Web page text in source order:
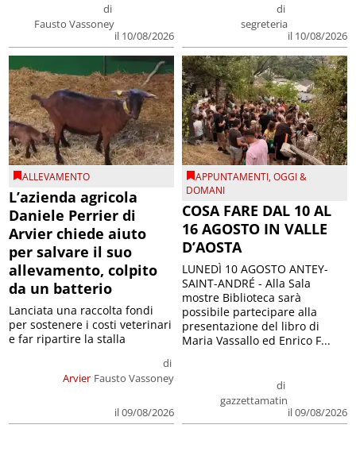
di
Fausto Vassoney
il 10/08/2026
di
segreteria
il 10/08/2026
ALLEVAMENTO
L’azienda agricola
Daniele Perrier di
Arvier chiede aiuto
per salvare il suo
allevamento, colpito
da un batterio
Arvier
di
Fausto Vassoney
il 09/08/2026
Lanciata una raccolta fondi
per sostenere i costi veterinari
e far ripartire la stalla
APPUNTAMENTI,OGGI &
DOMANI
COSA FARE DAL 10 AL
16 AGOSTO IN VALLE
D’AOSTA
di
gazzettamatin
il 09/08/2026
LUNEDÌ 10 AGOSTO ANTEY-
SAINT-ANDRÉ - Alla Sala
mostre Biblioteca sarà
possibile partecipare alla
presentazione del libro di
Maria Vassallo ed Enrico F...